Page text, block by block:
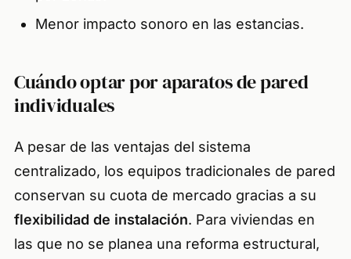
Menor impacto sonoro en las estancias.
Cuándo optar por aparatos de pared
individuales
A pesar de las ventajas del sistema
centralizado, los equipos tradicionales de pared
conservan su cuota de mercado gracias a su
flexibilidad de instalación. Para viviendas en
las que no se planea una reforma estructural,